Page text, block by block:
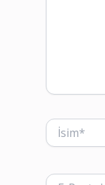
İsim*
E-